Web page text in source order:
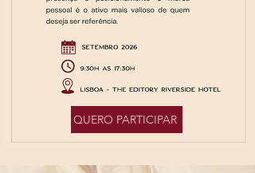
QUERO PARTICIPAR